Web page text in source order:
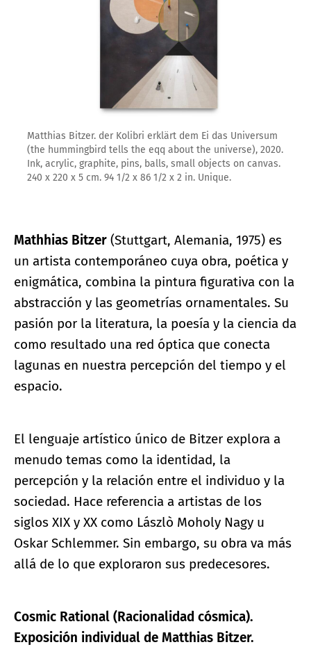
Matthias Bitzer. der Kolibri erklärt dem Ei das Universum
(the hummingbird tells the eqq about the universe), 2020.
Ink, acrylic, graphite, pins, balls, small objects on canvas.
240 x 220 x 5 cm. 94 1/2 x 86 1/2 x 2 in. Unique.
Mathhias Bitzer (Stuttgart, Alemania, 1975) es
un artista contemporáneo cuya obra, poética y
enigmática, combina la pintura figurativa con la
abstracción y las geometrías ornamentales. Su
pasión por la literatura, la poesía y la ciencia da
como resultado una red óptica que conecta
lagunas en nuestra percepción del tiempo y el
espacio.
El lenguaje artístico único de Bitzer explora a
menudo temas como la identidad, la
percepción y la relación entre el individuo y la
sociedad. Hace referencia a artistas de los
siglos XIX y XX como Lászlò Moholy Nagy u
Oskar Schlemmer. Sin embargo, su obra va más
allá de lo que exploraron sus predecesores.
Cosmic Rational (Racionalidad cósmica).
Exposición individual de Matthias Bitzer.